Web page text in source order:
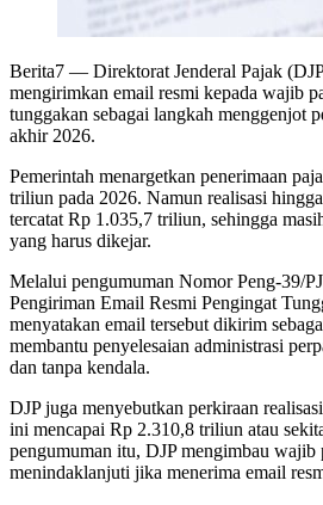
Berita7 — Direktorat Jenderal Pajak
mengirimkan email resmi kepada wajib
tunggakan sebagai langkah menggenjot
akhir 2026.
Pemerintah menargetkan penerimaan
triliun pada 2026. Namun realisasi
tercatat Rp 1.035,7 triliun, sehingga
yang harus dikejar.
Melalui pengumuman Nomor Peng-39/
Pengiriman Email Resmi Pengingat
menyatakan email tersebut dikirim
membantu penyelesaian administrasi
dan tanpa kendala.
DJP juga menyebutkan perkiraan
ini mencapai Rp 2.310,8 triliun atau
pengumuman itu, DJP mengimbau wajib
menindaklanjuti jika menerima email